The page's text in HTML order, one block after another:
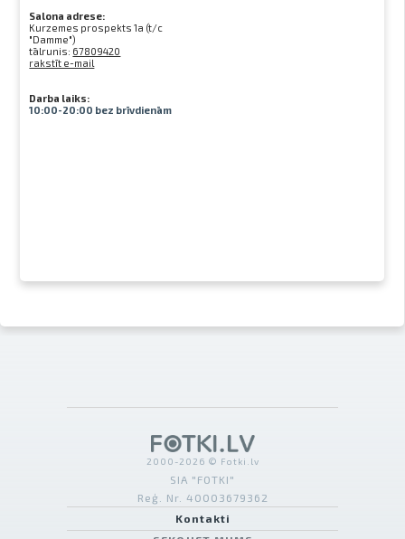
Salona adrese:
Kurzemes prospekts 1a (t/c
"Damme")
tālrunis: 67809420
rakstīt e-mail
Darba laiks:
10:00-20:00 bez brīvdienām
2000-2026 © Fotki.lv
SIA "FOTKI"
Reģ. Nr. 40003679362
Kontakti